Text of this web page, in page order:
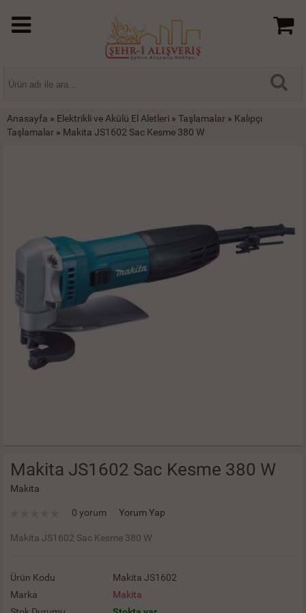
Anasayfa » Elektrikli ve Akülü El Aletleri » Taşlamalar » Kalıpçı
Taşlamalar » Makita JS1602 Sac Kesme 380 W
Makita JS1602 Sac Kesme 380 W
Makita
0 yorum Yorum Yap
Makita JS1602 Sac Kesme 380 W
Ürün Kodu
Makita JS1602
Marka
Makita